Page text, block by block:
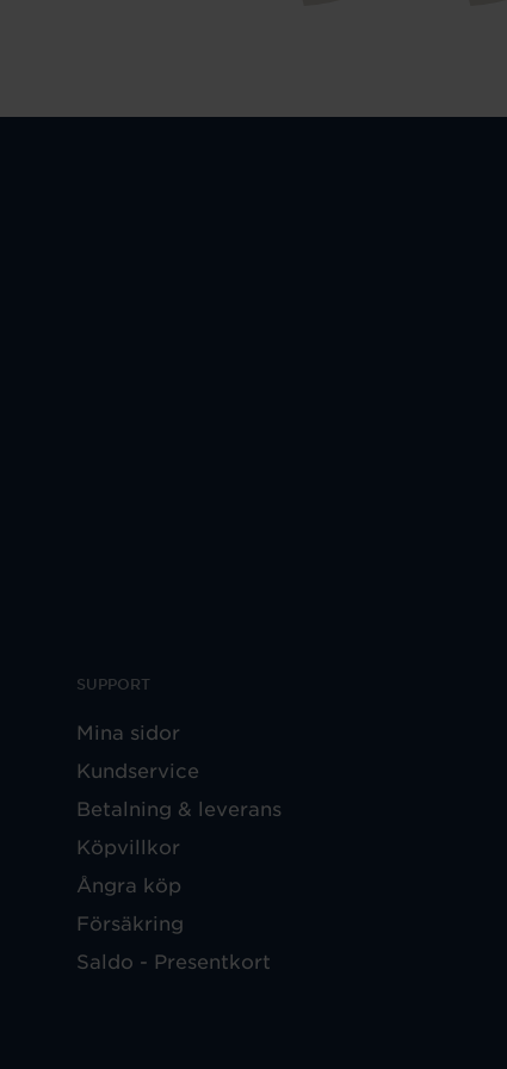
SUPPORT
Mina sidor
Kundservice
Betalning & leverans
Köpvillkor
Ångra köp
Försäkring
Saldo - Presentkort